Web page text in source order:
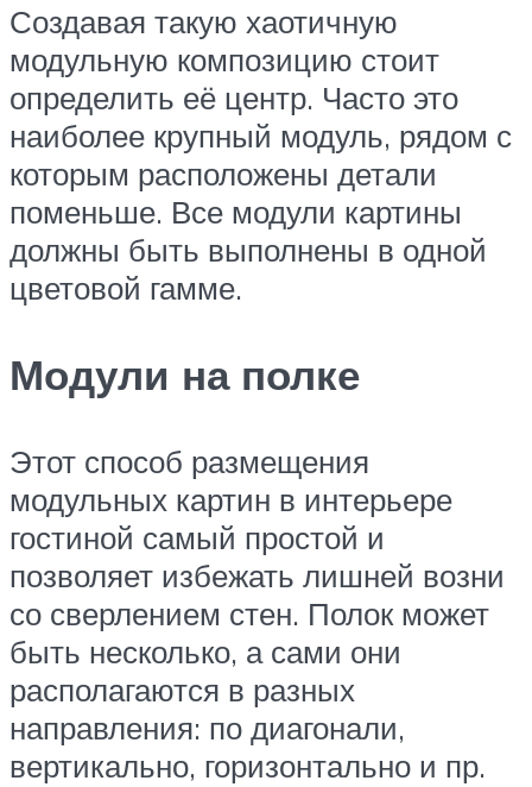
Создавая такую хаотичную
модульную композицию стоит
определить её центр. Часто это
наиболее крупный модуль, рядом с
которым расположены детали
поменьше. Все модули картины
должны быть выполнены в одной
цветовой гамме.
Модули на полке
Этот способ размещения
модульных картин в интерьере
гостиной самый простой и
позволяет избежать лишней возни
со сверлением стен. Полок может
быть несколько, а сами они
располагаются в разных
направления: по диагонали,
вертикально, горизонтально и пр.